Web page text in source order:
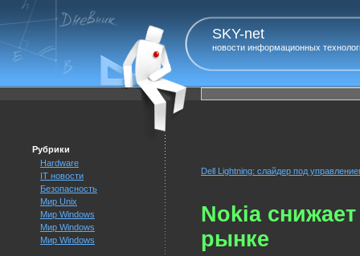
SKY-net
новости информационных
Рубрики
Hardware
IT новости
Безопасность
Мир Unix
Мир Windows
Мир Windows
Мир Windows
Dell Lightning: слайдер под
Nokia
рынке